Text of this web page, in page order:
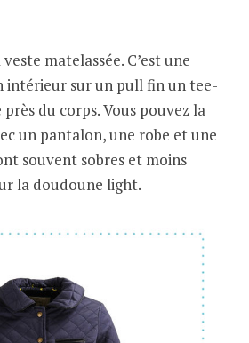
matelassée. C’est une
intérieur sur un pull fin un tee-
du corps. Vous pouvez la
un pantalon, une robe et une
souvent sobres et moins
la doudoune light.